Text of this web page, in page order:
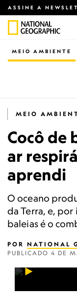
ASSINE A
MEIO AMBIENTE
MEIO
Cocô de
ar
aprendi
O oceano
da Terra, e,
baleias é o
POR NATIONAL
PUBLICADO 4 DE